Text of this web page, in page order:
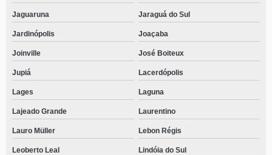
Jaguaruna Jaraguá do Sul
Jardinópolis Joaçaba
Joinville José Boiteux
Jupiá Lacerdópolis
Lages Laguna
Lajeado Grande Laurentino
Lauro Müller Lebon Régis
Leoberto Leal Lindóia do Sul